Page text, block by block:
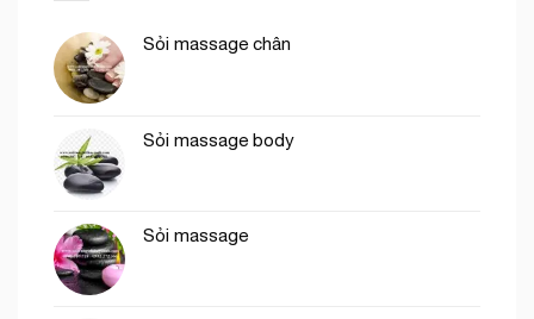
Sỏi massage chân
Sỏi massage body
Sỏi massage